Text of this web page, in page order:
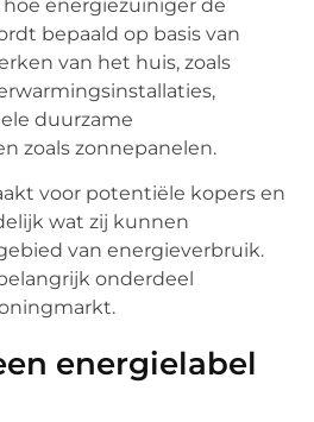
hoe energiezuiniger de
bepaald op basis van
van het huis, zoals
duurzame
zoals zonnepanelen.
voor potentiële kopers en
wat zij kunnen
van energieverbruik.
onderdeel
energielabel